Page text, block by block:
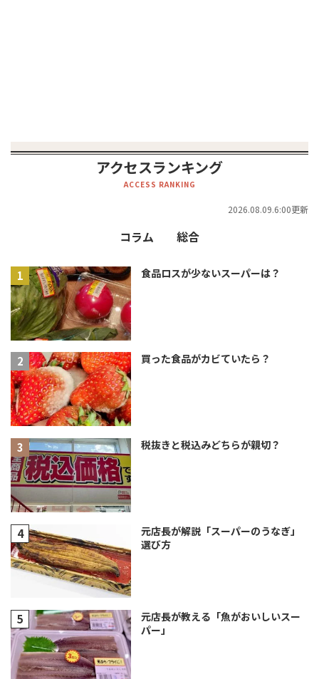
アクセスランキング
ACCESS RANKING
2026.08.09.6:00更新
コラム 総合
食品ロスが少ないスーパーは？
買った食品がカビていたら？
税抜きと税込みどちらが親切？
元店長が解説「スーパーのうなぎ」
選び方
元店長が教える「魚がおいしいスー
パー」